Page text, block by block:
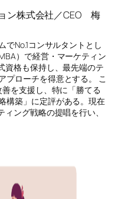
ン株式会社／CEO 梅
No.1コンサルタントとし
）で経営・マーケティン
資格も保持し、最先端のテ
プローチを得意とする。 こ
を支援し、特に「勝てる
構築」に定評がある。現在
ング戦略の提唱を行い、